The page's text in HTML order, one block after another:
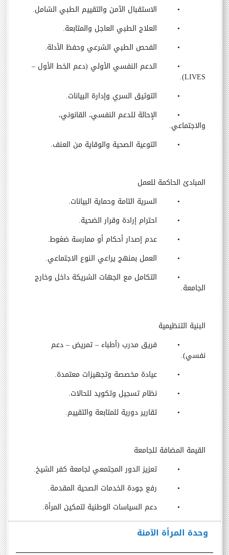
وحدة المرأة الآمنة
• الاستقبال الآمن والتقييم الطبي الشامل.
• العلاج الطبي العاجل والمتابعة.
• الفحص الطبي الشرعي وحفظ الأدلة.
• الدعم النفسي الأولي (دعم الخط الأول –
LIVES
).
• التوثيق السري وإدارة البيانات.
• الإحالة للدعم النفسي، القانوني،
والاجتماعي.
• التوعية الصحية والوقاية من العنف.
المبادئ الحاكمة للعمل
• السرية التامة وحماية البيانات.
• احترام إرادة وقرار الضحية.
• عدم إصدار أحكام أو ممارسة ضغوط.
• العمل بمنهج يراعي النوع الاجتماعي.
• التكامل مع الجهات الشريكة داخل وخارج
الجامعة.
البنية التنظيمية
• فريق مدرب (أطباء –تمريض –دعم
نفسي).
• عيادة مخصصة وتجهيزات معتمدة.
• نظام تسجيل وتكويد للحالات.
• تقارير دورية للمتابعة والتقييم.
القيمة المضافة للجامعة
• تعزيز الدور المجتمعي لجامعة كفر الشيخ.
• رفع جودة الخدمات الصحية المقدمة.
• دعم السياسات الوطنية لتمكين المرأة.